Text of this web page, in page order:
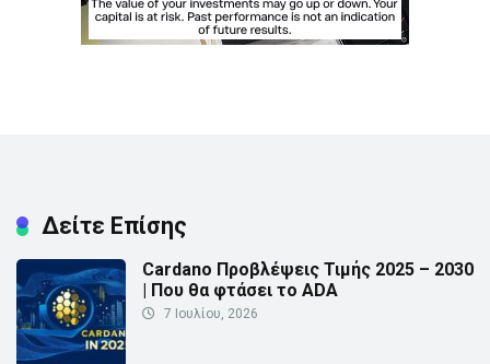
Δείτε Επίσης
Cardano Προβλέψεις Τιμής 2025 – 2030
| Που θα φτάσει το ADA
7 Ιουλίου, 2026